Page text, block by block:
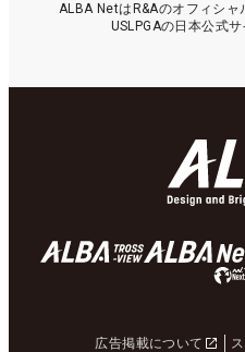
ALBA NetはR&Aのオフィシ
USLPGAの日本公式
広告掲載について